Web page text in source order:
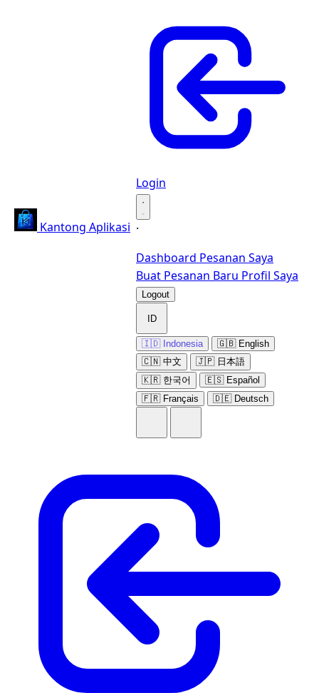
Kantong Aplikasi
Login
·
·
Dashboard Pesanan Saya
Buat Pesanan Baru Profil Saya
Logout
ID
🇮🇩 Indonesia
🇬🇧 English
🇨🇳 中文
🇯🇵 日本語
🇰🇷 한국어
🇪🇸 Español
🇫🇷 Français
🇩🇪 Deutsch